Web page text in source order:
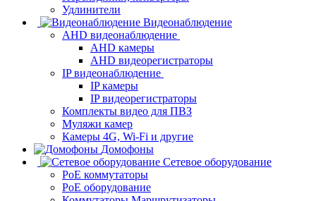
Удлинители
Видеонаблюдение
AHD видеонаблюдение
AHD камеры
AHD видеорегистраторы
IP видеонаблюдение
IP камеры
IP видеорегистраторы
Комплекты видео для ПВЗ
Муляжи камер
Камеры 4G, Wi-Fi и другие
Домофоны
Сетевое оборудование
PoE коммутаторы
PoE оборудование